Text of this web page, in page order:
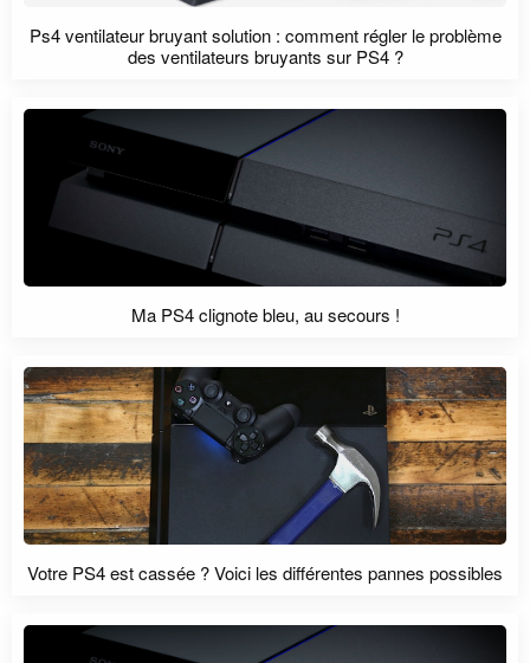
Ps4 ventilateur bruyant solution : comment régler le problème
des ventilateurs bruyants sur PS4 ?
Ma PS4 clignote bleu, au secours !
Votre PS4 est cassée ? Voici les différentes pannes possibles